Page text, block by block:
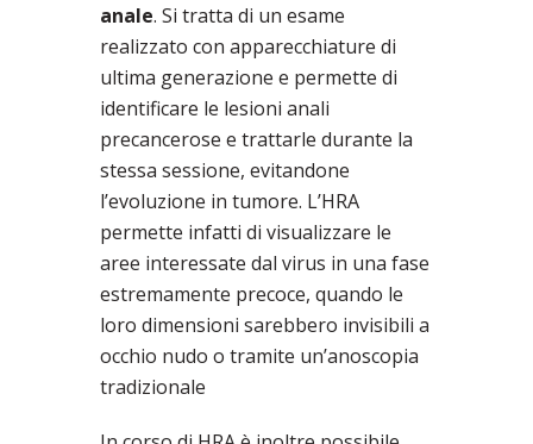
anale. Si tratta di un esame
realizzato con apparecchiature di
ultima generazione e permette di
identificare le lesioni anali
precancerose e trattarle durante la
stessa sessione, evitandone
l’evoluzione in tumore. L’HRA
permette infatti di visualizzare le
aree interessate dal virus in una fase
estremamente precoce, quando le
loro dimensioni sarebbero invisibili a
occhio nudo o tramite un’anoscopia
tradizionale